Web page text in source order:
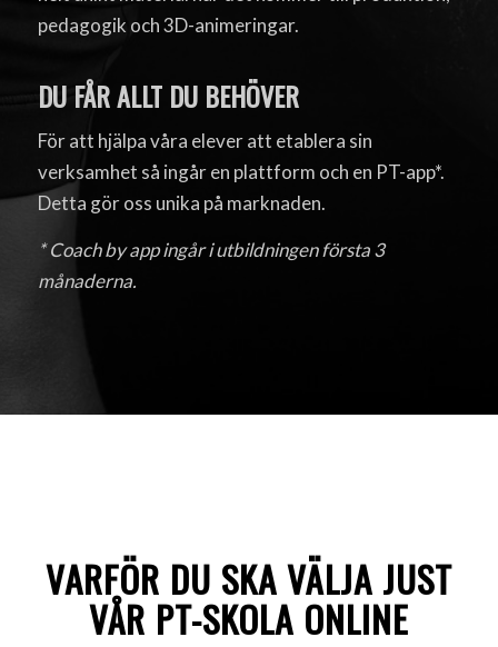
pedagogik och 3D-animeringar.
DU FÅR ALLT DU BEHÖVER
För att hjälpa våra elever att etablera sin
verksamhet så ingår en plattform och en PT-app*.
Detta gör oss unika på marknaden.
* Coach by app ingår i utbildningen första 3
månaderna.
VARFÖR DU SKA VÄLJA JUST
VÅR PT-SKOLA ONLINE